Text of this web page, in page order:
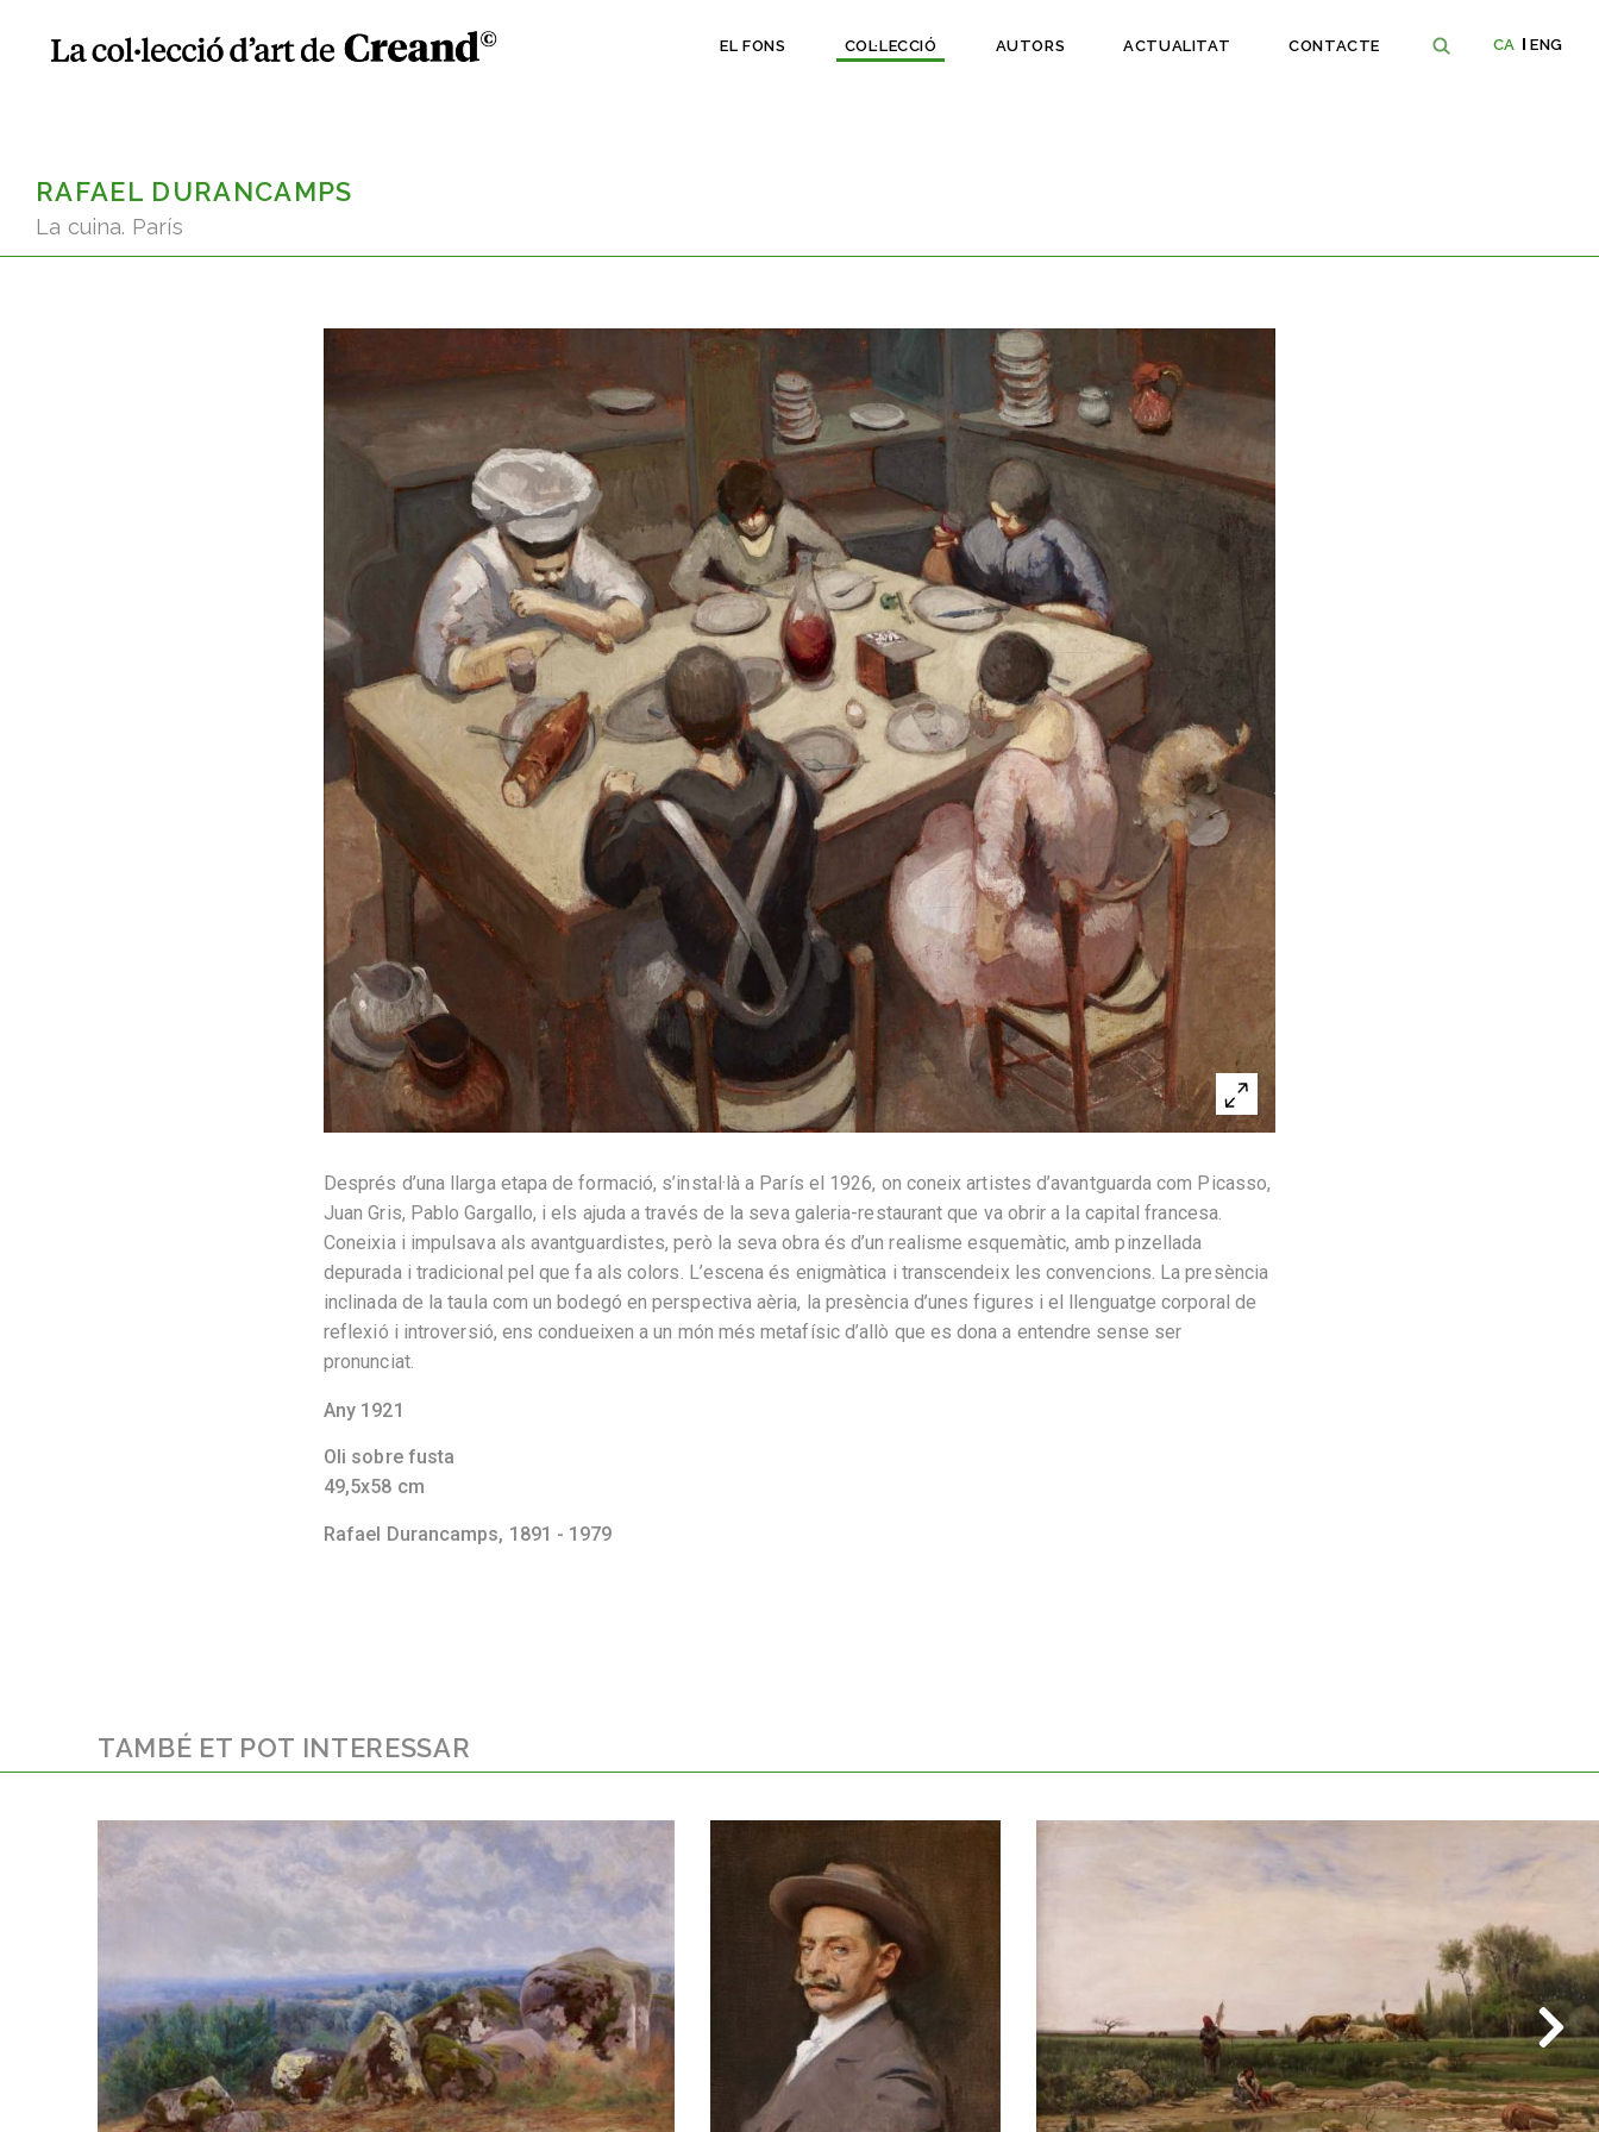
EL FONS COL·LECCIÓ AUTORS ACTUALITAT CONTACTE CA ENG
RAFAEL DURANCAMPS
La cuina. París
Després d’una llarga etapa de formació, s’instal·là a París el 1926, on coneix artistes d’avantguarda com Picasso,
Juan Gris, Pablo Gargallo, i els ajuda a través de la seva galeria-restaurant que va obrir a la capital francesa.
Coneixia i impulsava als avantguardistes, però la seva obra és d’un realisme esquemàtic, amb pinzellada
depurada i tradicional pel que fa als colors. L’escena és enigmàtica i transcendeix les convencions. La presència
inclinada de la taula com un bodegó en perspectiva aèria, la presència d’unes figures i el llenguatge corporal de
reflexió i introversió, ens condueixen a un món més metafísic d’allò que es dona a entendre sense ser
pronunciat.
Any 1921
Oli sobre fusta
49,5x58 cm
Rafael Durancamps, 1891 - 1979
TAMBÉ ET POT INTERESSAR